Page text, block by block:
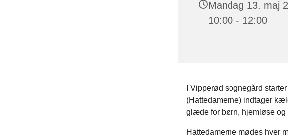
Mandag 13. maj
10:00 - 12:00
I Vipperød sognegård
(Hattedamerne) indtager
glæde for børn, hjemløse og
Hattedamerne mødes hver